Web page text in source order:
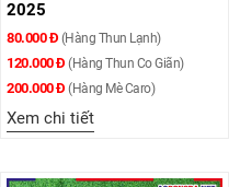
2025
80.000 Đ (Hàng Thun Lạnh)
120.000 Đ (Hàng Thun Co Giãn)
200.000 Đ (Hàng Mè Caro)
Xem chi tiết